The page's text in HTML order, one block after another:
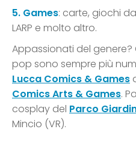
5. Games: carte, giochi
LARP e molto altro.
Appassionati del genere?
pop sono sempre più
Lucca Comics & Games
Comics Arts & Games.
cosplay del Parco
Mincio (VR).